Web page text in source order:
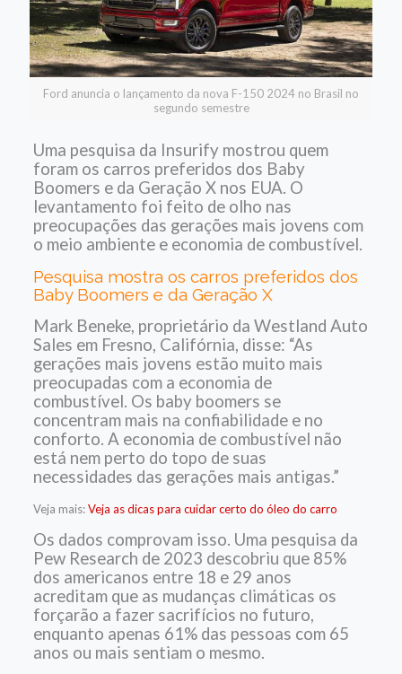
Ford anuncia o lançamento da nova F-150 2024 no Brasil no
segundo semestre
Uma pesquisa da Insurify mostrou quem
foram os carros preferidos dos Baby
Boomers e da Geração X nos EUA. O
levantamento foi feito de olho nas
preocupações das gerações mais jovens com
o meio ambiente e economia de combustível.
Pesquisa mostra os carros preferidos dos
Baby Boomers e da Geração X
Mark Beneke, proprietário da Westland Auto
Sales em Fresno, Califórnia, disse: “As
gerações mais jovens estão muito mais
preocupadas com a economia de
combustível. Os baby boomers se
concentram mais na confiabilidade e no
conforto. A economia de combustível não
está nem perto do topo de suas
necessidades das gerações mais antigas.”
Veja mais:Veja as dicas para cuidar certo do óleo do carro
Os dados comprovam isso. Uma pesquisa da
Pew Research de 2023 descobriu que 85%
dos americanos entre 18 e 29 anos
acreditam que as mudanças climáticas os
forçarão a fazer sacrifícios no futuro,
enquanto apenas 61% das pessoas com 65
anos ou mais sentiam o mesmo.